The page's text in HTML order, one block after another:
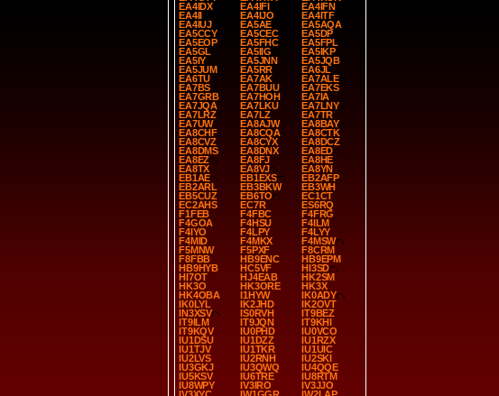
EA4IDX
EA4IFI
EA4IFN
EA4II
EA4IJO
EA4ITF
EA4IUJ
EA5AE
EA5AQA
EA5CCY
EA5CEC
EA5DP
EA5EOP
EA5FHC
EA5FPL
EA5GL
EA5IIG
EA5IKP
EA5IY
EA5JNN
EA5JQB
EA5JUM
EA5RR
EA6JL
EA6TU
EA7AK
EA7ALE
EA7BS
EA7BUU
EA7EKS
EA7GRB
EA7HOH
EA7IA
EA7JQA
EA7LKU
EA7LNY
EA7LRZ
EA7LZ
EA7TR
EA7UW
EA8AJW
EA8BAY
EA8CHF
EA8CQA
EA8CTK
EA8CVZ
EA8CYX
EA8DCZ
EA8DMS
EA8DNX
EA8ED
EA8EZ
EA8FJ
EA8HE
EA8TX
EA8VJ
EA8YN
EB1AE
EB1EXS
EB2AFP
EB2ARL
EB3BKW
EB3WH
EB5CUZ
EB6TO
EC1CT
EC2AHS
EC7R
ES6RQ
F1FEB
F4FBC
F4FRG
F4GOA
F4HSU
F4ILM
F4IYO
F4LPY
F4LYY
F4MID
F4MKX
F4MSW
F5MNW
F5PXF
F8CRM
F8FBB
HB9ENC
HB9EPM
HB9HYB
HC5VF
HI3SD
HI7OT
HJ4EAB
HK2SM
HK3O
HK3ORE
HK3X
HK4OBA
I1HYW
IK0ADY
IK0LYL
IK2JHD
IK2OVT
IN3XSV
IS0RVH
IT9BEZ
IT9ILM
IT9JQN
IT9KHI
IT9KQV
IU0PHD
IU0VCO
IU1DSU
IU1DZZ
IU1RZX
IU1TJV
IU1TKR
IU1UIC
IU2LVS
IU2RNH
IU2SKI
IU3GKJ
IU3QWQ
IU4QQE
IU5KSV
IU6TRE
IU8RTM
IU8WPY
IV3IRO
IV3JJO